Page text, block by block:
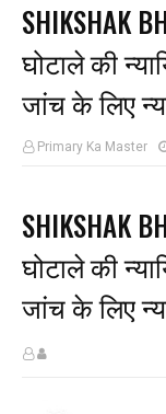
SHIKSHAK
घोटाले की
जांच के लिए
Primary Ka Master
SHIKSHAK
घोटाले की
जांच के लिए